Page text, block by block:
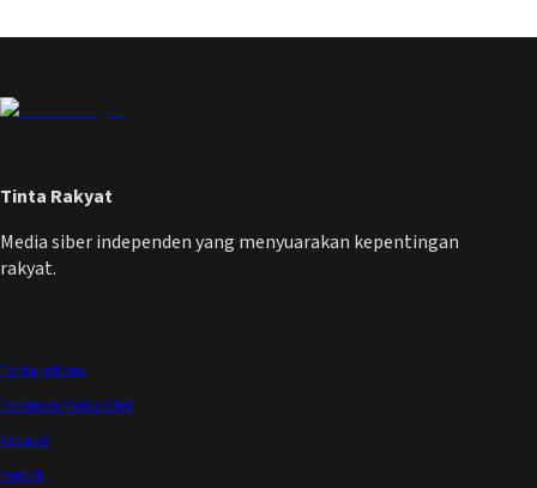
Tinta Rakyat
Media siber independen yang menyuarakan kepentingan
rakyat.
Tentang Kami
Pedoman Media Siber
Redaksi
Kontak